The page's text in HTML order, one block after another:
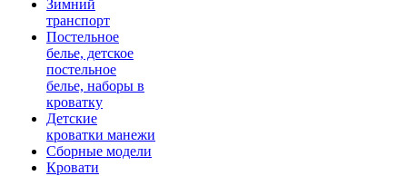
Зимний
транспорт
Постельное
белье, детское
постельное
белье, наборы в
кроватку
Детские
кроватки манежи
Сборные модели
Кровати